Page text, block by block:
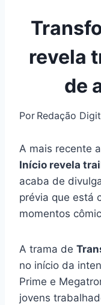
revela
de
Por Redação
A mais recente
Início revela
acaba de
prévia que está
momentos
A trama de
no início da
Prime e
jovens